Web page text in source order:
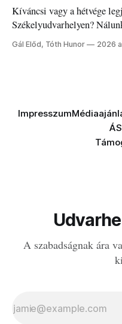
Kíváncsi vagy a hétvége
Székelyudvarhelyen?
a fogaddal, a fogorvosi
Gál Előd, Tóth Hunor 2026
Impresszum
A szabadságnak ára